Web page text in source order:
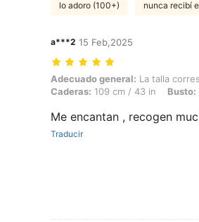
lo adoro (100+) nunca recibí
a***2 15 Feb,2025
Adecuado general: La talla
Adecuado general: La talla
Caderas: 109 cm / 43 in Busto:
Me encantan , recogen
Traducir